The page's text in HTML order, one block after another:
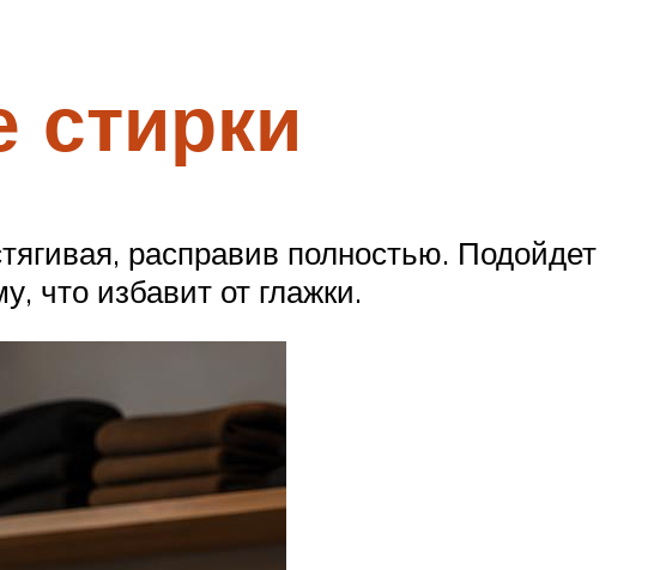
стирки
расправив полностью. Подойдет
что избавит от глажки.